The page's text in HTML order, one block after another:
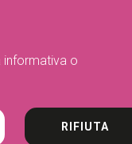
informativa o
RIFIUTA